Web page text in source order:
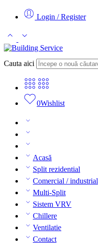
Login / Register
Cauta aici
0Wishlist
Acasă
Split rezidential
Comercial / industrial
Multi-Split
Sistem VRV
Chillere
Ventilatie
Contact